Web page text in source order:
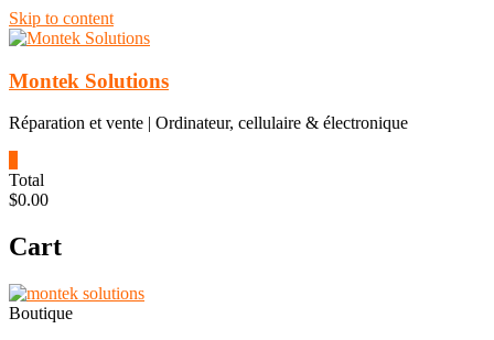
Skip to content
Montek Solutions
Réparation et vente | Ordinateur, cellulaire & électronique
Total
$0.00
Cart
Boutique